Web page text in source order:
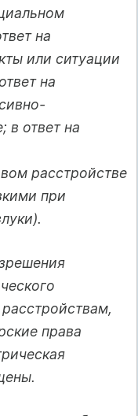
на
или ситуации
на
в ответ на
расстройстве
при
права